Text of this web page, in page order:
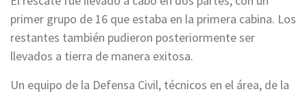
primer grupo de 16 que estaba en la primera cabina. Los
restantes también pudieron posteriormente ser
llevados a tierra de manera exitosa.
Un equipo de la Defensa Civil, técnicos en el área, de la